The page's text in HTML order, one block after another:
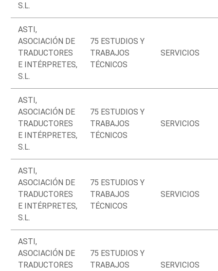
S.L.
ASTI,
ASOCIACIÓN DE
TRADUCTORES
E INTÉRPRETES,
S.L.
75 ESTUDIOS Y
TRABAJOS
TÉCNICOS
SERVICIOS
ASTI,
ASOCIACIÓN DE
TRADUCTORES
E INTÉRPRETES,
S.L.
75 ESTUDIOS Y
TRABAJOS
TÉCNICOS
SERVICIOS
ASTI,
ASOCIACIÓN DE
TRADUCTORES
E INTÉRPRETES,
S.L.
75 ESTUDIOS Y
TRABAJOS
TÉCNICOS
SERVICIOS
ASTI,
ASOCIACIÓN DE
TRADUCTORES
75 ESTUDIOS Y
TRABAJOS
SERVICIOS